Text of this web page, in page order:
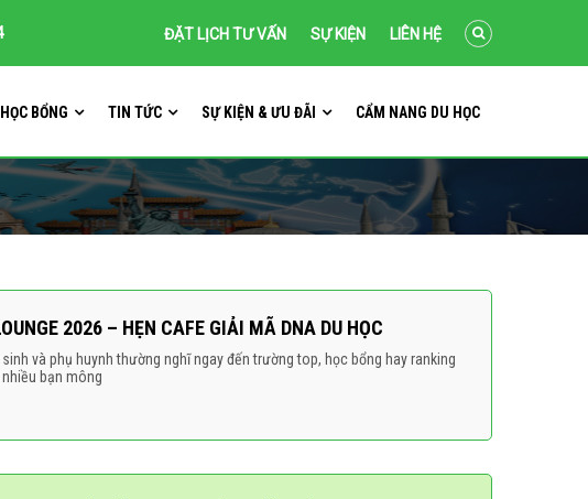
ĐẶT LỊCH TƯ VẤN SỰ KIỆN LIÊN HỆ
HỌC BỔNG TIN TỨC SỰ KIỆN & ƯU ĐÃI CẨM NANG DU HỌC
2026 – HẸN CAFE GIẢI MÃ DNA DU HỌC
và phụ huynh thường nghĩ ngay đến trường top, học bổng hay ranking
bạn mông